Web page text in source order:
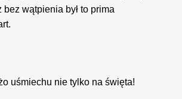
wątpienia był to prima
uśmiechu nie tylko na święta!